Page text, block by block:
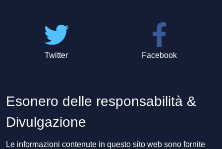
Twitter Facebook
Esonero delle responsabilità &
Divulgazione
Le informazioni contenute in questo sito web sono fornite